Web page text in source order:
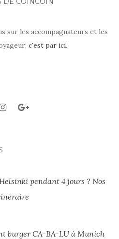
sur les accompagnateurs et les
c'est par ici.
pendant 4 jours ? Nos
burger CA-BA-LU à Munich